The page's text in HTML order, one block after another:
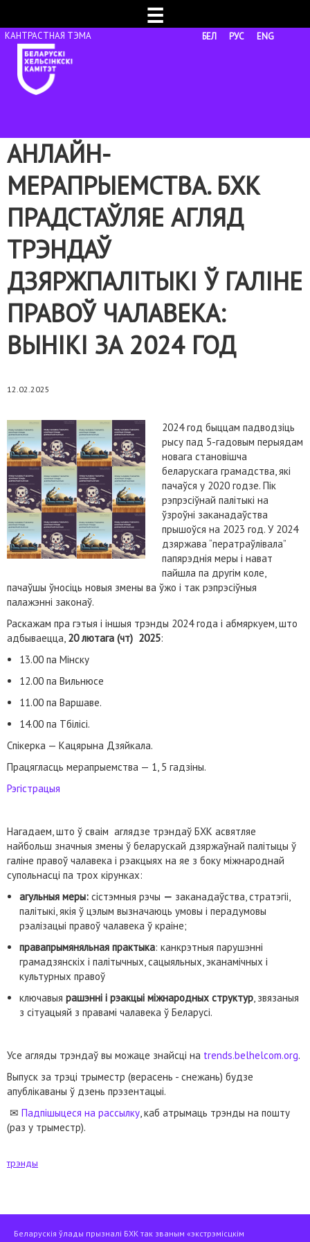
☰
БЕЛ РУС ENG
АНЛАЙН-
МЕРАПРЫЕМСТВА. БХК
ПРАДСТАЎЛЯЕ АГЛЯД
ТРЭНДАЎ
ДЗЯРЖПАЛІТЫКІ Ў ГАЛІНЕ
ПРАВОЎ ЧАЛАВЕКА:
ВЫНІКІ ЗА 2024 ГОД
12.02.2025
2024 год быццам падводзіць
рысу пад 5-гадовым перыядам
новага становішча
беларускага грамадства, які
пачаўся у 2020 годзе. Пік
рэпрэсіўнай палітыкі на
ўзроўні заканадаўства
прышоўся на 2023 год. У 2024
дзяржава “ператраўлівала”
папярэднія меры і нават
пайшла па другім коле,
пачаўшы ўносіць новыя змены ва ўжо і так рэпрэсіўныя
палажэнні законаў.
Раскажам пра гэтыя і іншыя трэнды 2024 года і абмяркуем, што
адбываецца, 20 лютага (чт) 2025:
13.00 па Мінску
12.00 па Вильнюсе
11.00 па Варшаве.
14.00 па Тбілісі.
Спікерка — Кацярына Дзяйкала.
Працягласць мерапрыемства — 1, 5 гадзіны.
Рэгістрацыя
Нагадаем, што ў сваім аглядзе трэндаў БХК асвятляе
найбольш значныя змены ў беларускай дзяржаўнай палітыцы ў
галіне правоў чалавека і рэакцыях на яе з боку міжнароднай
супольнасці па трох кірунках:
агульныя меры: сістэмныя рэчы — заканадаўства, стратэгіі,
палітыкі, якія ў цэлым вызначаюць умовы і перадумовы
рэалізацыі правоў чалавека ў краіне;
правапрымяняльная практыка: канкрэтныя парушэнні
грамадзянскіх і палітычных, сацыяльных, эканамічных і
культурных правоў
ключавыя рашэнні і рэакцыі міжнародных структур, звязаныя
з сітуацыяй з правамі чалавека ў Беларусі.
Усе агляды трэндаў вы можаце знайсці на trends.belhelcom.org.
Выпуск за трэці трыместр (верасень - снежань) будзе
апублікаваны ў дзень прэзентацыі.
✉ Падпішыцеся на рассылку, каб атрымаць трэнды на пошту
(раз у трыместр).
трэнды
Беларускія ўлады прызналі БХК так званым «экстрэмісцкім